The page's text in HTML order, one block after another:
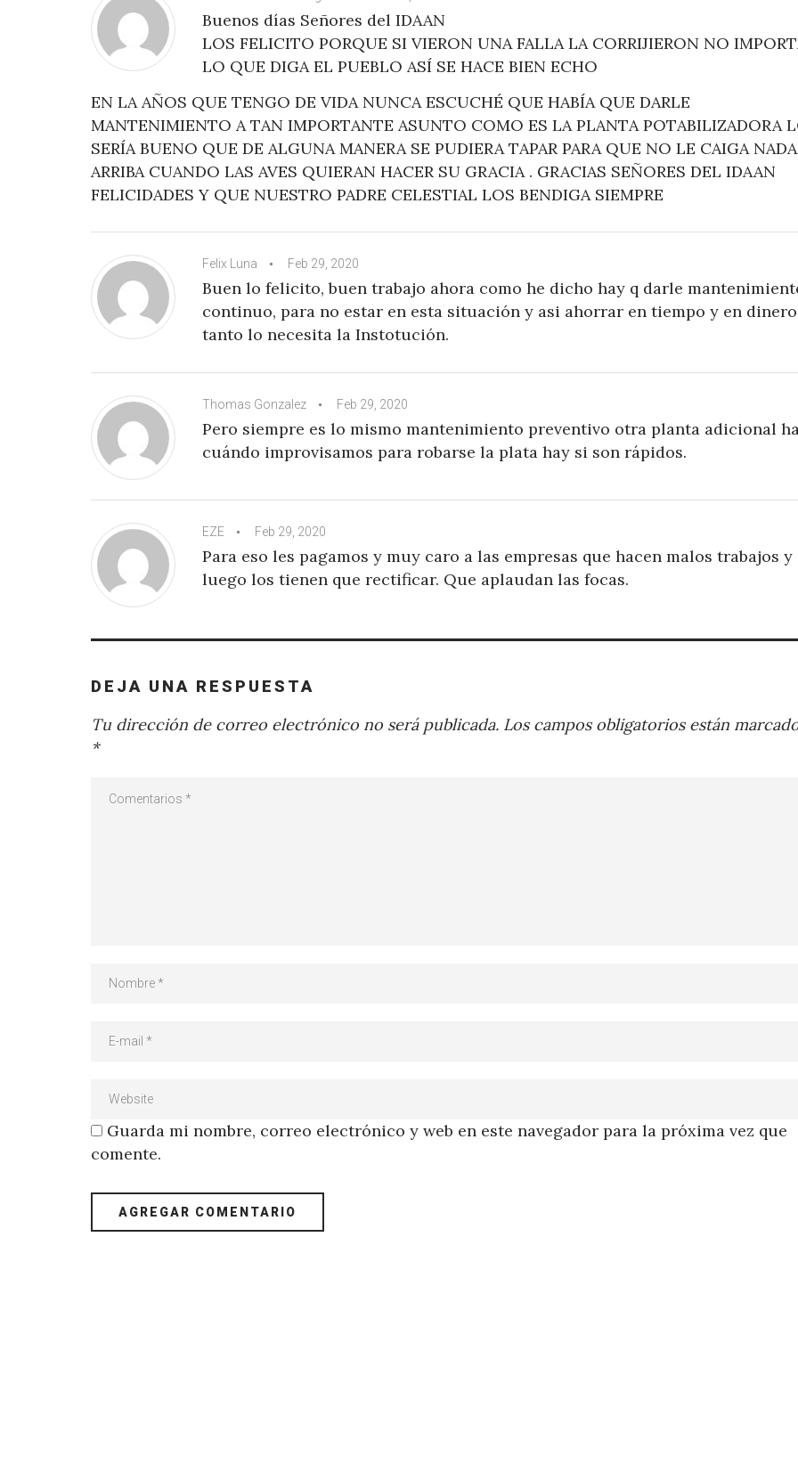
Buenos días Señores del IDAAN
LOS FELICITO PORQUE SI VIERON UNA FALLA LA CORRIJIERON NO
LO QUE DIGA EL PUEBLO ASÍ SE HACE BIEN ECHO
EN LA AÑOS QUE TENGO DE VIDA NUNCA ESCUCHÉ QUE HABÍA QUE DARLE
MANTENIMIENTO A TAN IMPORTANTE ASUNTO COMO ES LA PLANTA POTABILIZADORA
SERÍA BUENO QUE DE ALGUNA MANERA SE PUDIERA TAPAR PARA QUE NO LE CAIGA
ARRIBA CUANDO LAS AVES QUIERAN HACER SU GRACIA . GRACIAS SEÑORES DEL IDAAN
FELICIDADES Y QUE NUESTRO PADRE CELESTIAL LOS BENDIGA SIEMPRE
Felix Luna Feb 29, 2020
Buen lo felicito, buen trabajo ahora como he dicho hay q darle
continuo, para no estar en esta situación y asi ahorrar en tiempo y en
tanto lo necesita la Instotución.
Thomas Gonzalez Feb 29, 2020
Pero siempre es lo mismo mantenimiento preventivo otra planta adicional
cuándo improvisamos para robarse la plata hay si son rápidos.
EZE Feb 29, 2020
Para eso les pagamos y muy caro a las empresas que hacen malos trabajos y
luego los tienen que rectificar. Que aplaudan las focas.
DEJA UNA RESPUESTA
Tu dirección de correo electrónico no será publicada. Los campos obligatorios están
*
Guarda mi nombre, correo electrónico y web en este navegador para la próxima vez que
comente.